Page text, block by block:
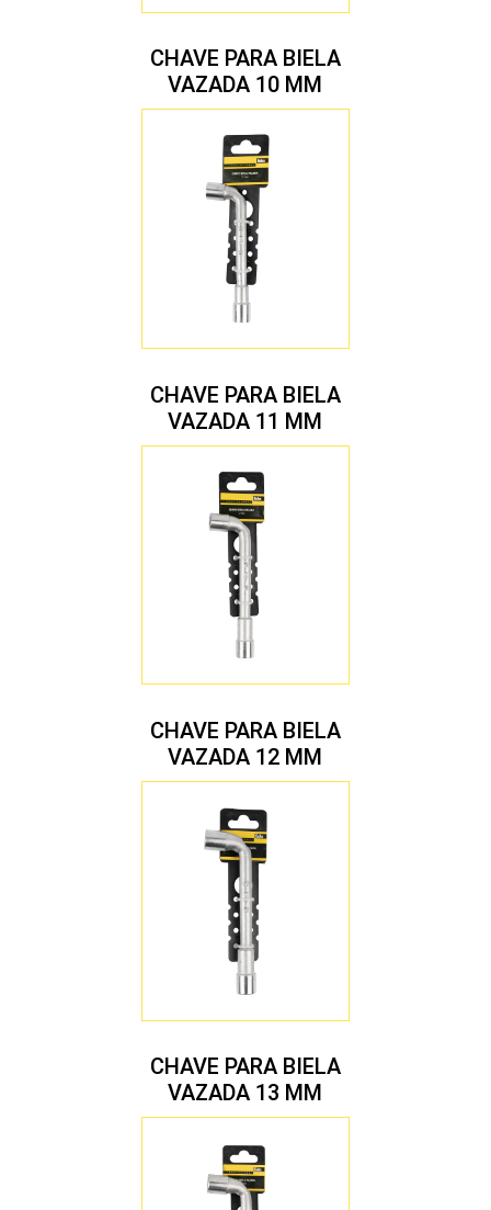
CHAVE PARA BIELA
VAZADA 10 MM
CHAVE PARA BIELA
VAZADA 11 MM
CHAVE PARA BIELA
VAZADA 12 MM
CHAVE PARA BIELA
VAZADA 13 MM